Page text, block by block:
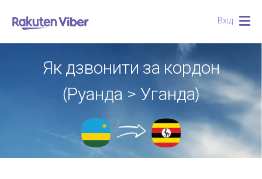
Вхід
Як дзвонити за кордон
(Руанда > Уганда)